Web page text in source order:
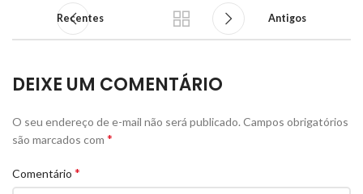
Recentes Antigos
DEIXE UM COMENTÁRIO
O seu endereço de e-mail não será publicado. Campos obrigatórios
são marcados com *
Comentário *